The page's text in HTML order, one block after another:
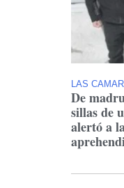
LAS
De
sillas de
alertó a